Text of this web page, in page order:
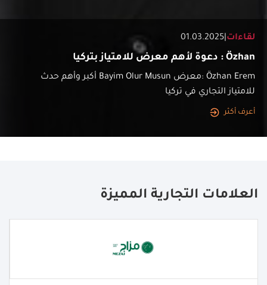
لقاءات 01.03.2025
Özhan : دعوة لأهم معرض للامتياز بتركيا
Özhan Erem :معرض Bayim Olur Musun أكبر وأهم حدث
للامتياز التجاري في تركيا
أعرف أكثر
العلامات التجارية المميزة